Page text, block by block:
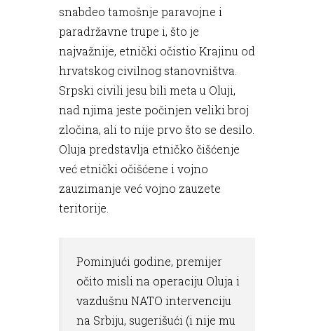
snabdeo tamošnje paravojne i
paradržavne trupe i, što je
najvažnije, etnički očistio Krajinu od
hrvatskog civilnog stanovništva.
Srpski civili jesu bili meta u Oluji,
nad njima jeste počinjen veliki broj
zločina, ali to nije prvo što se desilo.
Oluja predstavlja etničko čišćenje
već etnički očišćene i vojno
zauzimanje već vojno zauzete
teritorije.
Pominjući godine, premijer
očito misli na operaciju Oluja i
vazdušnu NATO intervenciju
na Srbiju, sugerišući (i nije mu